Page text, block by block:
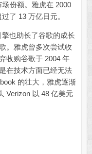
份额。雅虎在 2000
了 13 万亿日元。
也助长了谷歌的成长
。雅虎曾多次尝试收
收购谷歌于 2004 年
在技术方面已经无法
的壮大，雅虎逐渐
Verizon 以 48 亿美元